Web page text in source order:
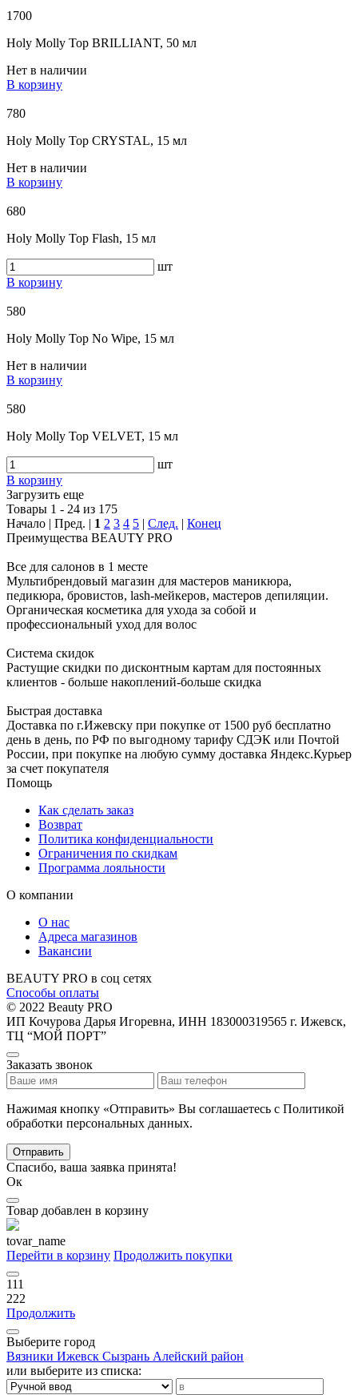
1700
Holy Molly Top BRILLIANT, 50 мл
Нет в наличии
В корзину
780
Holy Molly Top CRYSTAL, 15 мл
Нет в наличии
В корзину
680
Holy Molly Top Flash, 15 мл
шт
В корзину
580
Holy Molly Top No Wipe, 15 мл
Нет в наличии
В корзину
580
Holy Molly Top VELVET, 15 мл
шт
В корзину
Загрузить еще
Товары 1 - 24 из 175
Начало | Пред. | 1 2 3 4 5 | След. | Конец
Преимущества BEAUTY PRO
Все для салонов в 1 месте
Мультибрендовый магазин для мастеров маникюра,
педикюра, бровистов, lash-мейкеров, мастеров депиляции.
Органическая косметика для ухода за собой и
профессиональный уход для волос
Система скидок
Растущие скидки по дисконтным картам для постоянных
клиентов - больше накоплений-больше скидка
Быстрая доставка
Доставка по г.Ижевску при покупке от 1500 руб бесплатно
день в день, по РФ по выгодному тарифу СДЭК или Почтой
России, при покупке на любую сумму доставка Яндекс.Курьер
за счет покупателя
Помощь
Как сделать заказ
Возврат
Политика конфиденциальности
Ограничения по скидкам
Программа лояльности
О компании
О нас
Адреса магазинов
Вакансии
BEAUTY PRO в соц сетях
Способы оплаты
© 2022 Beauty PRO
ИП Кочурова Дарья Игоревна, ИНН 183000319565 г. Ижевск,
ТЦ “МОЙ ПОРТ”
Заказать звонок
Нажимая кнопку «Отправить» Вы соглашаетесь с Политикой
обработки персональных данных.
Отправить
Спасибо, ваша заявка принята!
Ок
Товар добавлен в корзину
tovar_name
Перейти в корзину Продолжить покупки
111
222
Продолжить
Выберите город
Вязники Ижевск Сызрань Алейский район
или выберите из списка: